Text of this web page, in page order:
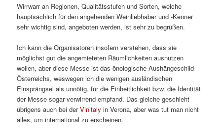
Wirrwarr an Regionen, Qualitätsstufen und Sorten, welche
hauptsächlich für den angehenden Weinliebhaber und -Kenner
sehr wichtig sind, angeboten werden, ist sehr zu begrüßen.
Ich kann die Organisatoren insofern verstehen, dass sie
möglichst gut die angemieteten Räumlichkeiten ausnutzen
wollen, aber diese Messe ist das önologische Aushängeschild
Österreichs, weswegen ich die wenigen ausländischen
Einsprängsel als unnötig, für die Einheitlichkeit bzw. die Identität
der Messe sogar verwirrend empfand. Das gleiche geschieht
übrigens auch bei derVinitaly in Verona, aber was tut man nicht
alles, um international zu erscheinen.